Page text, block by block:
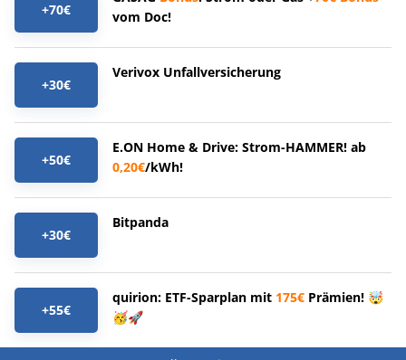
+70€
vom Doc!
+30€
Verivox Unfallversicherung
+50€
E.ON Home & Drive: Strom-HAMMER! ab
0,20€/kWh!
+30€
Bitpanda
+55€
quirion: ETF-Sparplan mit 175€ Prämien! 🤯
🥳🚀